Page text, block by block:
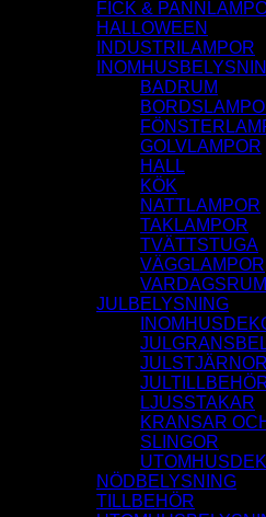
FICK &
HALLOWEEN
INDUSTRILAMPOR
BADRUM
GOLVLAMPOR
HALL
KÖK
NATTLAMPOR
TAKLAMPOR
TVÄTTSTUGA
VÄGGLAMPOR
VARDAGSRUM
JULBELYSNING
JULSTJÄRNOR
LJUSSTAKAR
KRANSAR
SLINGOR
NÖDBELYSNING
TILLBEHÖR